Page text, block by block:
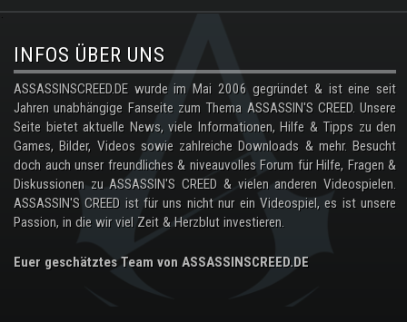
.
INFOS ÜBER UNS
ASSASSINSCREED.DE wurde im Mai 2006 gegründet & ist eine seit
Jahren unabhängige Fanseite zum Thema ASSASSIN'S CREED. Unsere
Seite bietet aktuelle News, viele Informationen, Hilfe & Tipps zu den
Games, Bilder, Videos sowie zahlreiche Downloads & mehr. Besucht
doch auch unser freundliches & niveauvolles Forum für Hilfe, Fragen &
Diskussionen zu ASSASSIN'S CREED & vielen anderen Videospielen.
ASSASSIN'S CREED ist für uns nicht nur ein Videospiel, es ist unsere
Passion, in die wir viel Zeit & Herzblut investieren.
Euer geschätztes Team von ASSASSINSCREED.DE